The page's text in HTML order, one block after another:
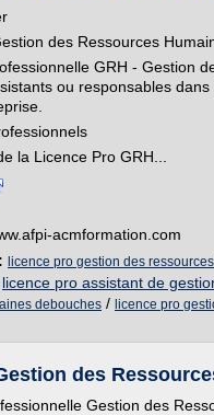
des Ressources
GRH - Gestion
ou responsables
la Licence Pro GRH...
acmformation.com
licence pro gestion des
licence pro assistant de
debouches / licence pro
des
Gestion des